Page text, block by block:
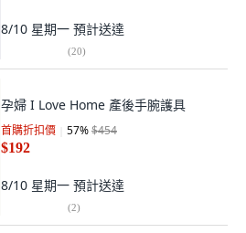
8/10 星期一 預計送達
(20)
孕婦 I Love Home 產後手腕護具
首購折扣價 57%$454
$192
8/10 星期一 預計送達
(2)